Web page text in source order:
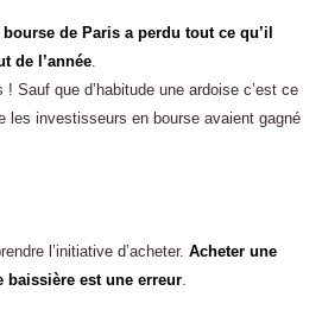
de Paris a perdu tout ce qu’il
de l’année.
Sauf que d’habitude une ardoise c’est ce
les investisseurs en bourse avaient gagné
l’initiative d’acheter. Acheter une
est une erreur.